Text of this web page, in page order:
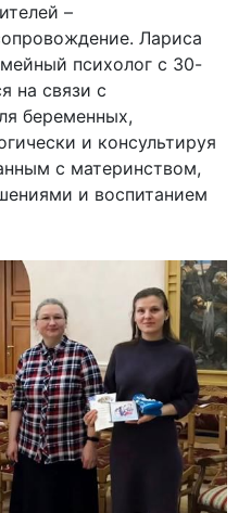
–
Лариса
психолог с 30-
на связи с
беременных,
и консультируя
с материнством,
и воспитанием